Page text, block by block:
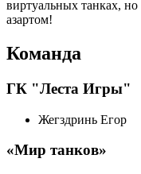
виртуальных танках,
азартом!
Команда
ГК "Леста Игры"
Жегздринь Егор
«Мир танков»